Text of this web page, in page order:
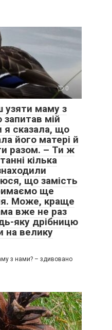
0
узяти маму з
мій
я сказала, що
його матері й
разом. – Ти ж
кілька
що замість
ще
Може, краще
вже не раз
яку дрібницю
на велику
з нами? – здивовано